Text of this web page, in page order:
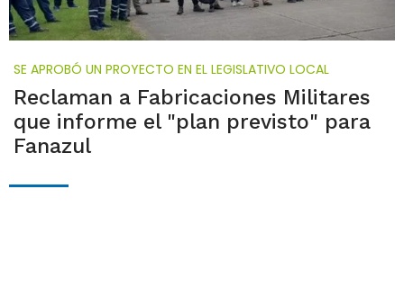
SE APROBÓ UN PROYECTO EN EL LEGISLATIVO LOCAL
Reclaman a Fabricaciones Militares
que informe el "plan previsto" para
Fanazul